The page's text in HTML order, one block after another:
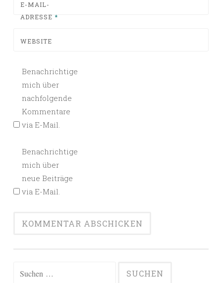
E-MAIL-
ADRESSE *
WEBSITE
Benachrichtige
mich über
nachfolgende
Kommentare
via E-Mail.
Benachrichtige
mich über
neue Beiträge
via E-Mail.
Suchen